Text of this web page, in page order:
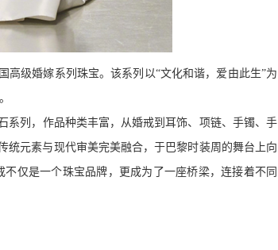
高级婚嫁系列珠宝。该系列以“文化和谐，爱由此生”为
。
系列， 作品种类丰富，从婚戒到耳饰、项链、手镯、手
统元素与现代审美完美融合，于巴黎时装周的舞台上向
仅是一个珠宝品牌，更成为了一座桥梁，连接着不同